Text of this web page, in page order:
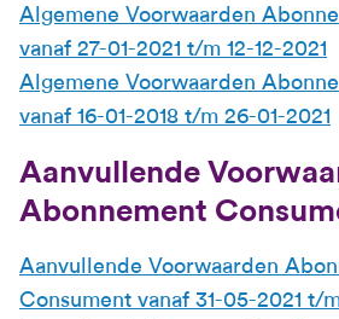
Algemene Voorwaarden
vanaf 27-01-2021 t/m 12-12-2021
Algemene Voorwaarden
vanaf 16-01-2018 t/m 26-01-2021
Aanvullende
Abonnement
Aanvullende Voorwaarden
Consument vanaf 31-05-2021 t/